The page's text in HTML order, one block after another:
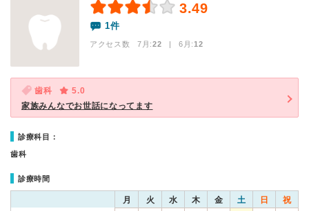
3.49
1件
アクセス数 7月:22 | 6月:12
歯科
5.0
家族みんなでお世話になってます
診療科目：
歯科
診療時間
月 火 水 木 金 土 日 祝